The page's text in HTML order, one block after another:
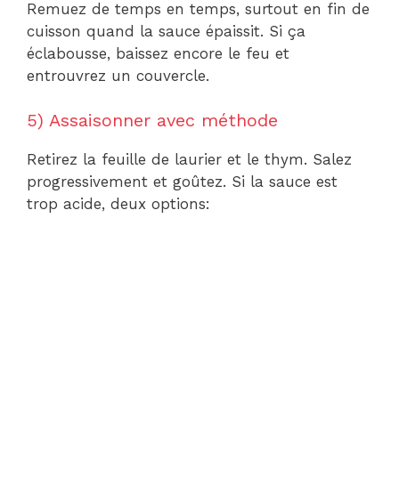
Remuez de temps en temps, surtout en fin de
cuisson quand la sauce épaissit. Si ça
éclabousse, baissez encore le feu et
entrouvrez un couvercle.
5) Assaisonner avec méthode
Retirez la feuille de laurier et le thym. Salez
progressivement et goûtez. Si la sauce est
trop acide, deux options: